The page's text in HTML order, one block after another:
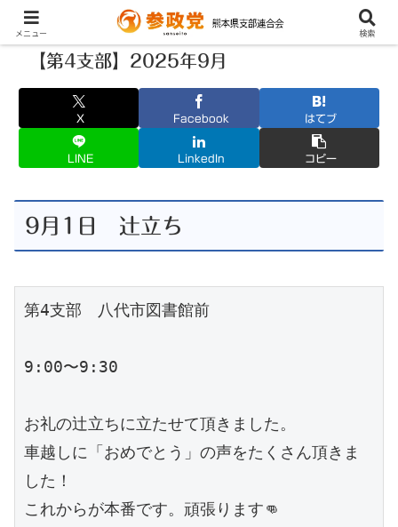
【第4支部】2025年9月
X Facebook はてブ
LINE LinkedIn コピー
9月1日 辻立ち
第4支部　八代市図書館前
9:00〜9:30
お礼の辻立ちに立たせて頂きました。
車越しに「おめでとう」の声をたくさん頂きま
した！
これからが本番です。頑張ります👊
メニュー 検索